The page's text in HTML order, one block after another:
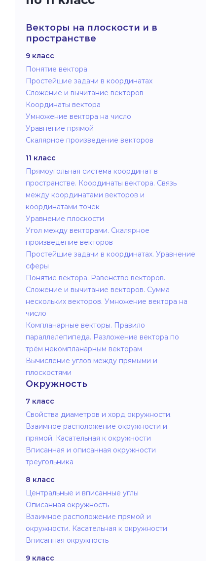
Векторы на плоскости и в
пространстве
9 класс
Понятие вектора
Простейшие задачи в координатах
Сложение и вычитание векторов
Координаты вектора
Умножение вектора на число
Уравнение прямой
Скалярное произведение векторов
11 класс
Прямоугольная система координат в
пространстве. Координаты вектора. Связь
между координатами векторов и
координатами точек
Уравнение плоскости
Угол между векторами. Скалярное
произведение векторов
Простейшие задачи в координатах. Уравнение
сферы
Понятие вектора. Равенство векторов.
Сложение и вычитание векторов. Сумма
нескольких векторов. Умножение вектора на
число
Компланарные векторы. Правило
параллелепипеда. Разложение вектора по
трём некомпланарным векторам
Вычисление углов между прямыми и
плоскостями
Окружность
7 класс
Свойства диаметров и хорд окружности.
Взаимное расположение окружности и
прямой. Касательная к окружности
Вписанная и описанная окружности
треугольника
8 класс
Центральные и вписанные углы
Описанная окружность
Взаимное расположение прямой и
окружности. Касательная к окружности
Вписанная окружность
9 класс